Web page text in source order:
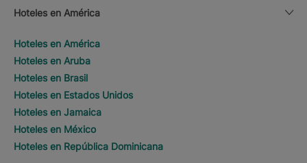
Hoteles en América
Hoteles en América
Hoteles en Aruba
Hoteles en Brasil
Hoteles en Estados Unidos
Hoteles en Jamaica
Hoteles en México
Hoteles en República Dominicana